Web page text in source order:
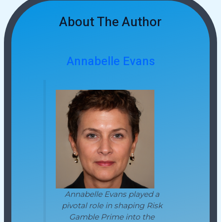
About The Author
Annabelle Evans
Annabelle Evans played a
pivotal role in shaping Risk
Gamble Prime into the